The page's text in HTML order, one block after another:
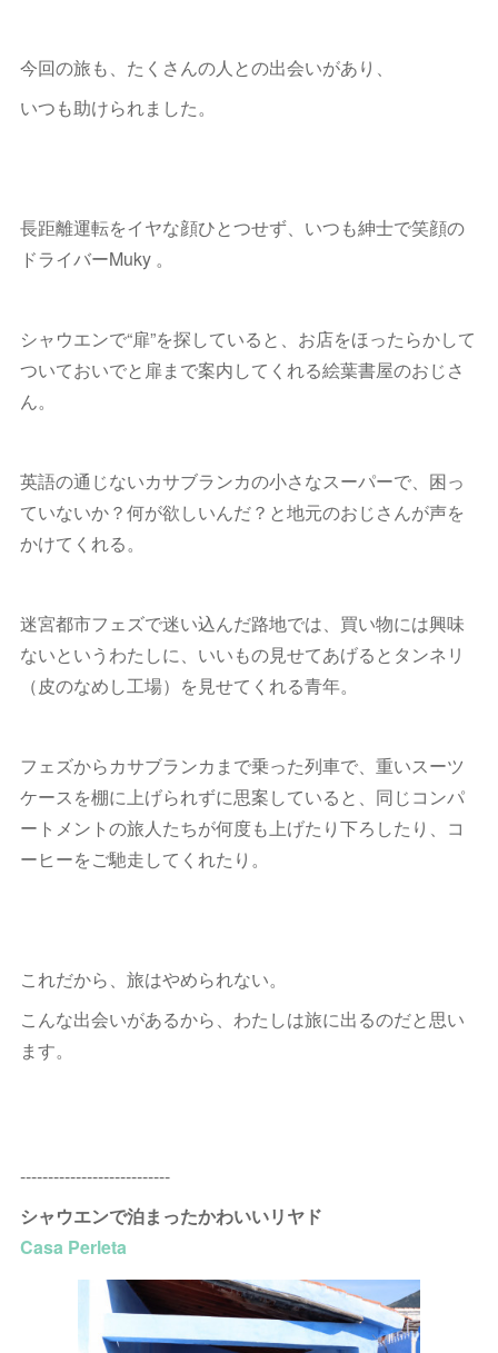
今回の旅も、たくさんの人との出会いがあり、
いつも助けられました。
長距離運転をイヤな顔ひとつせず、いつも紳士で笑顔の
ドライバーMuky 。
シャウエンで“扉”を探していると、お店をほったらかして
ついておいでと扉まで案内してくれる絵葉書屋のおじさ
ん。
英語の通じないカサブランカの小さなスーパーで、困っ
ていないか？何が欲しいんだ？と地元のおじさんが声を
かけてくれる。
迷宮都市フェズで迷い込んだ路地では、買い物には興味
ないというわたしに、いいもの見せてあげるとタンネリ
（皮のなめし工場）を見せてくれる青年。
フェズからカサブランカまで乗った列車で、重いスーツ
ケースを棚に上げられずに思案していると、同じコンパ
ートメントの旅人たちが何度も上げたり下ろしたり、コ
ーヒーをご馳走してくれたり。
これだから、旅はやめられない。
こんな出会いがあるから、わたしは旅に出るのだと思い
ます。
---------------------------
シャウエンで泊まったかわいいリヤド
Casa Perleta